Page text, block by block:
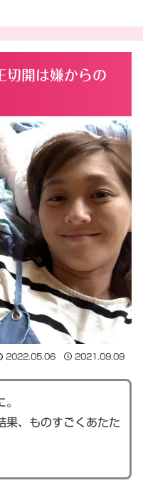
開は嫌からの
2022.05.06 2021.09.09
果、ものすごくあたた